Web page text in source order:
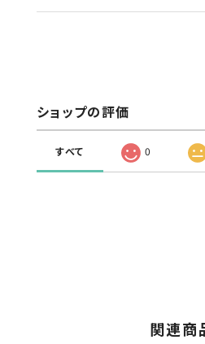
ショップの評価
すべて 0
関連商